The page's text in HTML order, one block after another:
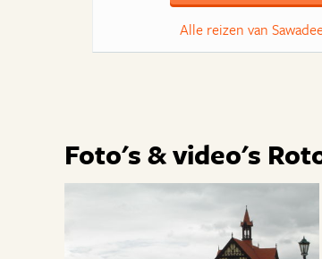
Alle reizen van
Foto's & video's